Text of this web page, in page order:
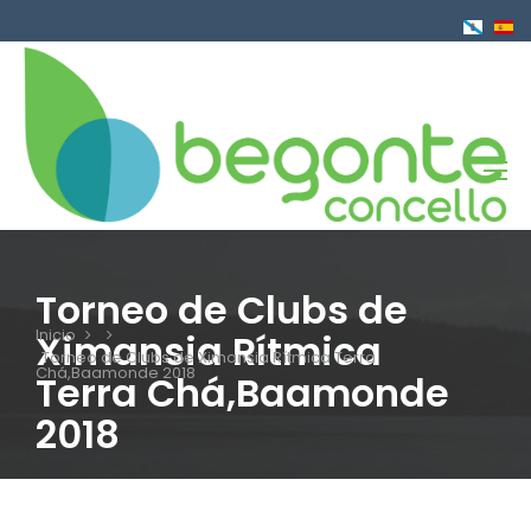
al
contenido
Sobrescribir
enlaces
de
ayuda
Inicio
Torneo de Clubs de Ximansia Rítmica Terra
Chá,Baamonde 2018
Torneo de Clubs de
Ximansia Rítmica
Terra Chá,Baamonde
2018